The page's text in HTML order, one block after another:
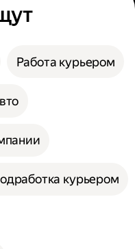
Работа курьером
курьером